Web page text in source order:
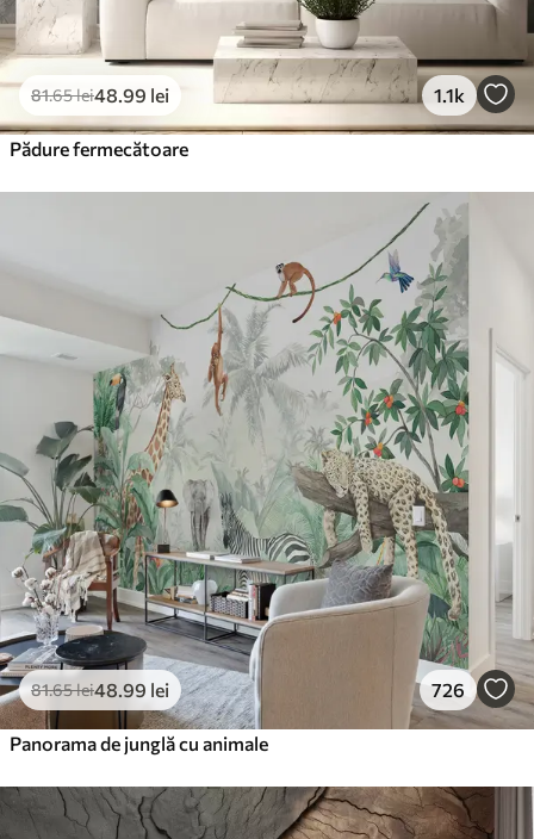
81.65lei48 .99 lei 1.1k
Pădure fermecătoare
81.65lei48 .99 lei 726
Panorama de junglă cu animale